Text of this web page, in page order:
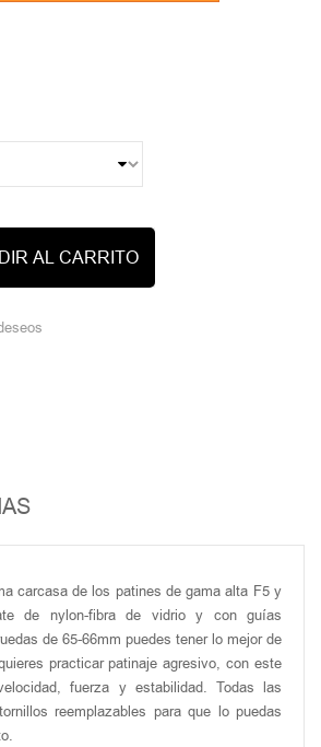
AL CARRITO
carcasa de los patines de gama alta F5 y
de nylon-fibra de vidrio y con guías
de 65-66mm puedes tener lo mejor de
practicar patinaje agresivo, con este
fuerza y estabilidad. Todas las
reemplazables para que lo puedas